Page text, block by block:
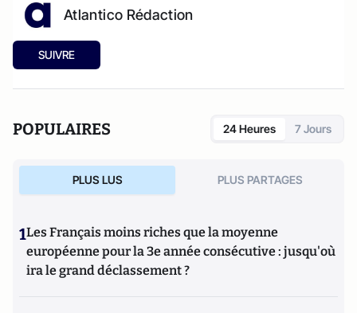
Atlantico Rédaction
SUIVRE
POPULAIRES 24 Heures 7 Jours
PLUS LUS PLUS PARTAGES
1Les Français moins riches que la moyenne
européenne pour la 3e année consécutive : jusqu'où
ira le grand déclassement ?